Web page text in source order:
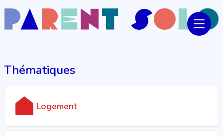
Thématiques
Logement